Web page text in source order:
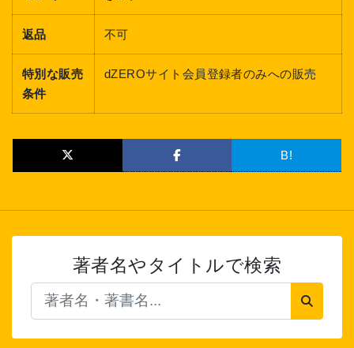
返品 不可
特別な販売
条件
dZEROサイト会員登録者のみへの販売
B!
著者名やタイトルで検索